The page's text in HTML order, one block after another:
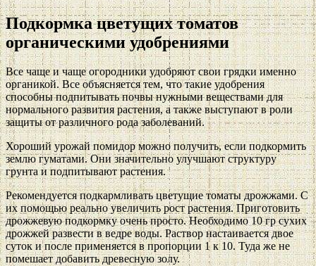
Подкормка цветущих томатов
органическими удобрениями
Все чаще и чаще огородники удобряют свои грядки именно
органикой. Все объясняется тем, что такие удобрения
способны подпитывать почвы нужными веществами для
нормального развития растения, а также выступают в роли
защиты от различного рода заболеваний.
Хороший урожай помидор можно получить, если подкормить
землю гуматами. Они значительно улучшают структуру
грунта и подпитывают растения.
Рекомендуется подкармливать цветущие томаты дрожжами. С
их помощью реально увеличить рост растения. Приготовить
дрожжевую подкормку очень просто. Необходимо 10 гр сухих
дрожжей развести в ведре воды. Раствор настаивается двое
суток и после применяется в пропорции 1 к 10. Туда же не
помешает добавить древесную золу.